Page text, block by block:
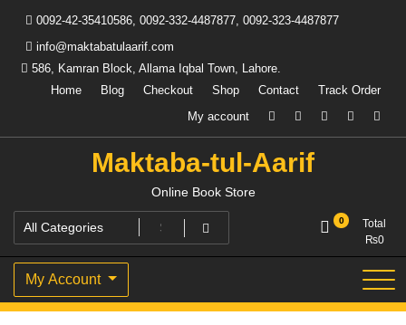
content
0092-42-35410586, 0092-332-4487877, 0092-323-4487877
info@maktabatulaarif.com
586, Kamran Block, Allama Iqbal Town, Lahore.
Home
Blog Checkout Shop Contact
Track Order
My account
Maktaba-tul-Aarif
Online Book Store
0
Total
₨0
My Account